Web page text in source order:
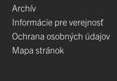
Archív
Informácie pre verejnosť
Ochrana osobných údajov
Mapa stránok